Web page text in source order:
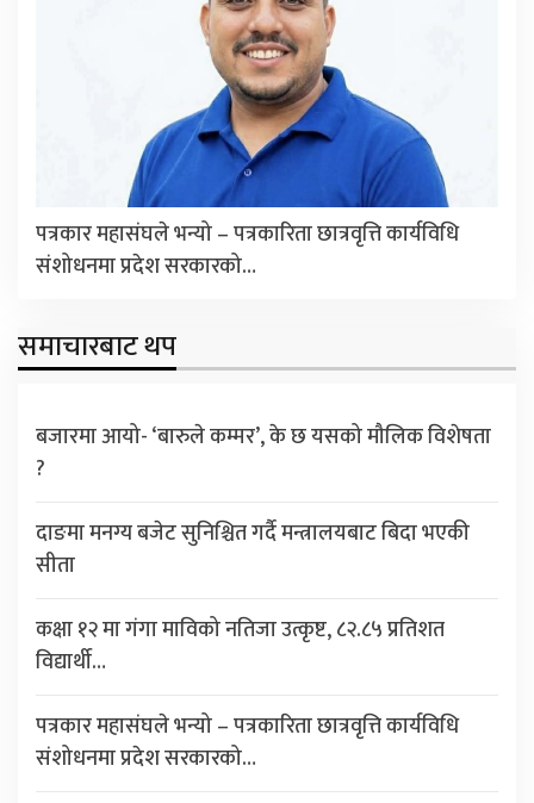
पत्रकार महासंघले भन्यो – पत्रकारिता छात्रवृत्ति कार्यविधि
संशोधनमा प्रदेश सरकारको…
समाचारबाट थप
बजारमा आयो- ‘बारुले कम्मर’, के छ यसको मौलिक विशेषता
?
दाङमा मनग्य बजेट सुनिश्चित गर्दै मन्त्रालयबाट बिदा भएकी
सीता
कक्षा १२ मा गंगा माविको नतिजा उत्कृष्ट, ८२.८५ प्रतिशत
विद्यार्थी…
पत्रकार महासंघले भन्यो – पत्रकारिता छात्रवृत्ति कार्यविधि
संशोधनमा प्रदेश सरकारको…